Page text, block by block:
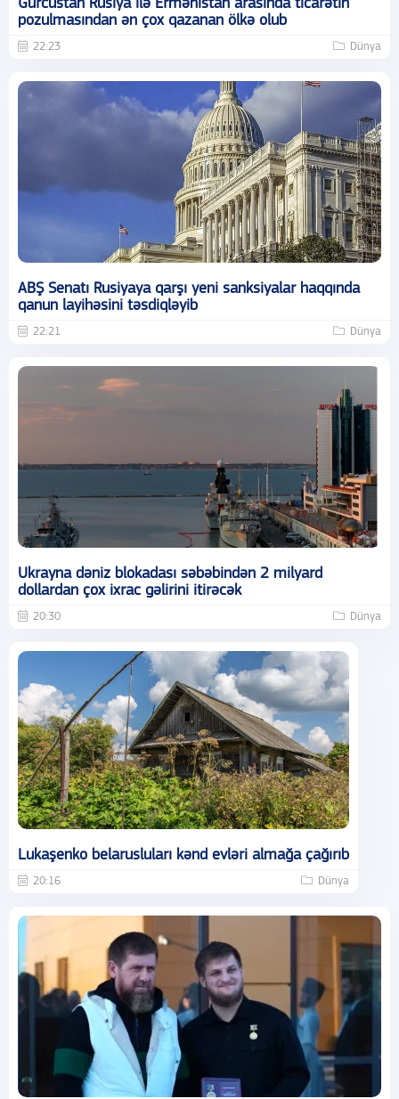
Gürcüstan Rusiya ilə Ermənistan arasında ticarətin
pozulmasından ən çox qazanan ölkə olub
22:23 Dünya
ABŞ Senatı Rusiyaya qarşı yeni sanksiyalar haqqında
qanun layihəsini təsdiqləyib
22:21 Dünya
Ukrayna dəniz blokadası səbəbindən 2 milyard
dollardan çox ixrac gəlirini itirəcək
20:30 Dünya
Lukaşenko belarusluları kənd evləri almağa çağırıb
20:16 Dünya